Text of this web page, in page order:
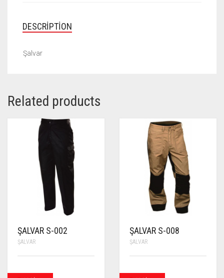
DESCRIPTION
Şalvar
Related products
ŞALVAR S-002
ŞALVAR
ŞALVAR S-008
ŞALVAR